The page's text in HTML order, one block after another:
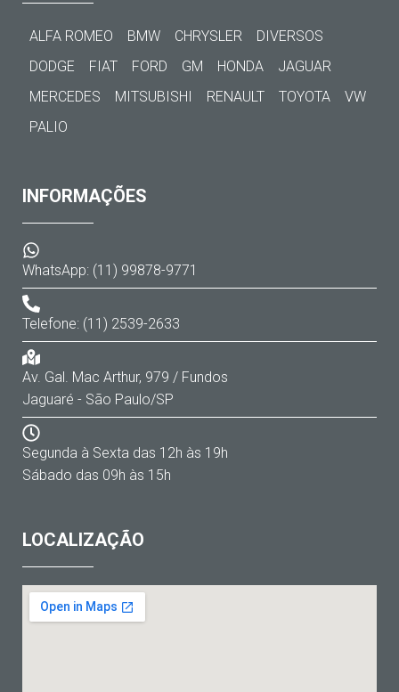
ALFA ROMEO BMW CHRYSLER
DIVERSOS
DODGE
FIAT FORD GM HONDA
JAGUAR
MERCEDES
MITSUBISHI RENAULT TOYOTA
VW
PALIO
INFORMAÇÕES
WhatsApp: (11) 99878-9771
Telefone: (11) 2539-2633
Av. Gal. Mac Arthur, 979 / Fundos
Jaguaré - São Paulo/SP
Segunda à Sexta das 12h às 19h
Sábado das 09h às 15h
LOCALIZAÇÃO